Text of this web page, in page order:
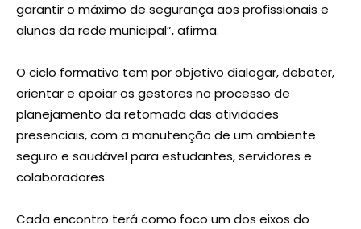
garantir o máximo de segurança aos profissionais e
alunos da rede municipal”, afirma.
O ciclo formativo tem por objetivo dialogar, debater,
orientar e apoiar os gestores no processo de
planejamento da retomada das atividades
presenciais, com a manutenção de um ambiente
seguro e saudável para estudantes, servidores e
colaboradores.
Cada encontro terá como foco um dos eixos do